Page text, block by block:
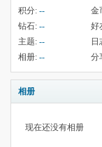
积分: -- 金
钻石: -- 好
主题: -- 日
相册: -- 分
相册
现在还没有相册